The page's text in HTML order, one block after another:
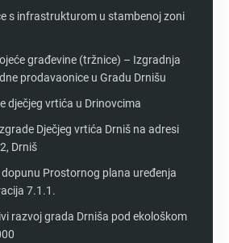
s infrastrukturom u stambenoj zoni
građevine (tržnice) – Izgradnja
prodavaonice u Gradu Drnišu
dječjeg vrtića u Drinovcima
Dječjeg vrtića Drniš na adresi
Drniš
dopunu Prostornog plana uređenja
7.1.1.
razvoj grada Drniša pod ekološkom